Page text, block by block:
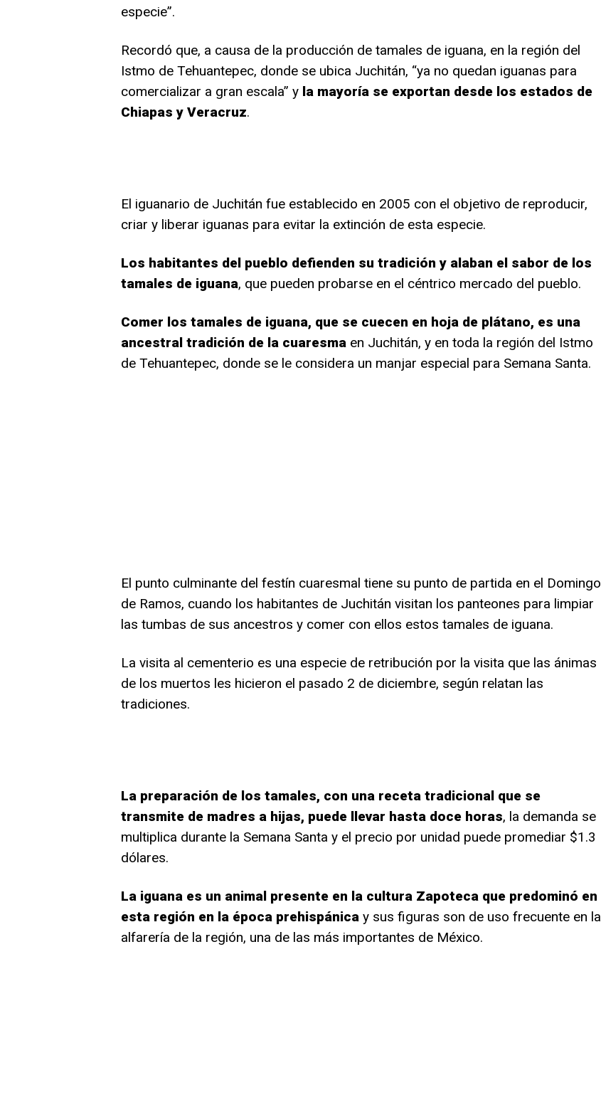
especie”.
Recordó que, a causa de la producción de tamales de iguana, en la región del
Istmo de Tehuantepec, donde se ubica Juchitán, “ya no quedan iguanas para
comercializar a gran escala” y la mayoría se exportan desde los estados de
Chiapas y Veracruz.
El iguanario de Juchitán fue establecido en 2005 con el objetivo de reproducir,
criar y liberar iguanas para evitar la extinción de esta especie.
Los habitantes del pueblo defienden su tradición y alaban el sabor de los
tamales de iguana, que pueden probarse en el céntrico mercado del pueblo.
Comer los tamales de iguana, que se cuecen en hoja de plátano, es una
ancestral tradición de la cuaresmaen Juchitán, y en toda la región del Istmo
de Tehuantepec, donde se le considera un manjar especial para Semana Santa.
El punto culminante del festín cuaresmal tiene su punto de partida en el Domingo
de Ramos, cuando los habitantes de Juchitán visitan los panteones para limpiar
las tumbas de sus ancestros y comer con ellos estos tamales de iguana.
La visita al cementerio es una especie de retribución por la visita que las ánimas
de los muertos les hicieron el pasado 2 de diciembre, según relatan las
tradiciones.
La preparación de los tamales, con una receta tradicional que se
transmite de madres a hijas, puede llevar hasta doce horas, la demanda se
multiplica durante la Semana Santa y el precio por unidad puede promediar $1.3
dólares.
La iguana es un animal presente en la cultura Zapoteca que predominó en
esta región en la época prehispánicay sus figuras son de uso frecuente en la
alfarería de la región, una de las más importantes de México.